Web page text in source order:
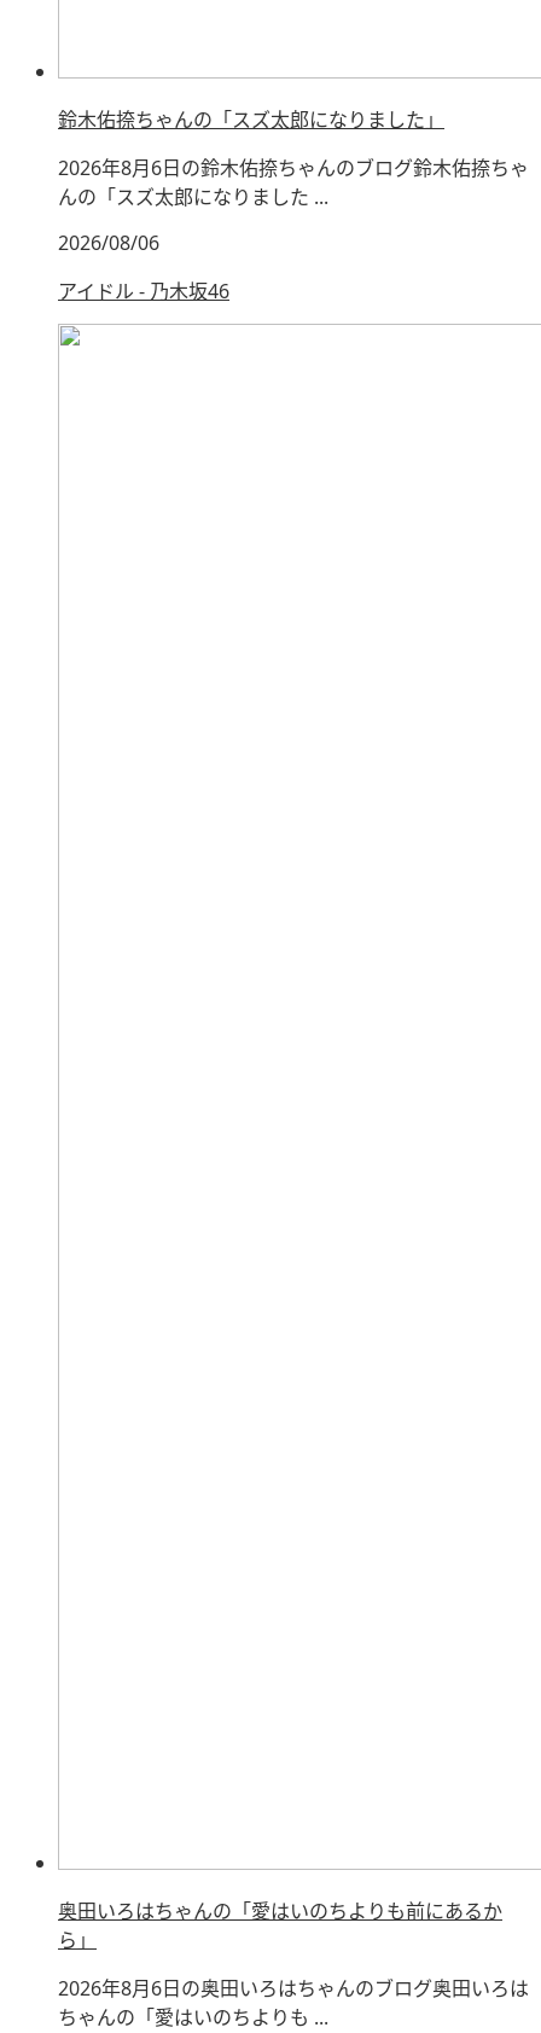
鈴木佑捺ちゃんの「スズ太郎になりました」
2026年8月6日の鈴木佑捺ちゃんのブログ鈴木佑捺ちゃ
んの「スズ太郎になりました ...
2026/08/06
アイドル - 乃木坂46
奥田いろはちゃんの「愛はいのちよりも前にあるか
ら」
2026年8月6日の奥田いろはちゃんのブログ奥田いろは
ちゃんの「愛はいのちよりも ...